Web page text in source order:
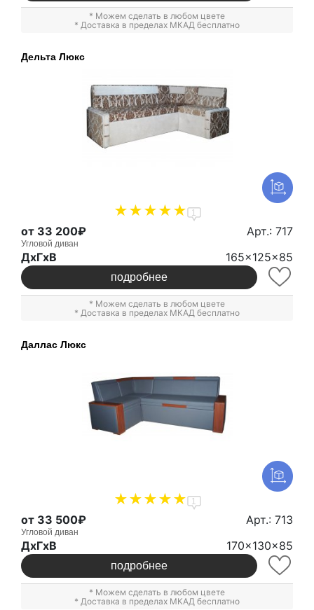
* Можем сделать в любом цвете
* Доставка в пределах МКАД бесплатно
Дельта Люкс
1
от 33 200₽ Арт.: 717
Угловой диван
ДxГxВ 165x125x85
подробнее
* Можем сделать в любом цвете
* Доставка в пределах МКАД бесплатно
Даллас Люкс
1
от 33 500₽ Арт.: 713
Угловой диван
ДxГxВ 170x130x85
подробнее
* Можем сделать в любом цвете
* Доставка в пределах МКАД бесплатно